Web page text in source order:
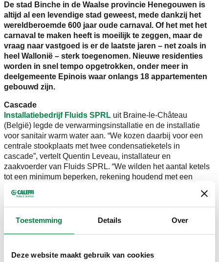
Toestemming Details Over
Deze website maakt gebruik van cookies
De stad Binche in de Waalse provincie Henegouwen is
altijd al een levendige stad geweest, mede dankzij het
wereldberoemde 600 jaar oude carnaval. Of het met het
carnaval te maken heeft is moeilijk te zeggen, maar de
vraag naar vastgoed is er de laatste jaren – net zoals in
heel Wallonië – sterk toegenomen. Nieuwe residenties
worden in snel tempo opgetrokken, onder meer in
deelgemeente Epinois waar onlangs 18 appartementen
gebouwd zijn.
Cascade
Installatiebedrijf Fluids SPRL uit Braine-le-Château
(België) legde de verwarmingsinstallatie en de installatie
voor sanitair warm water aan. “We kozen daarbij voor een
centrale stookplaats met twee condensatieketels in
cascade”, vertelt Quentin Leveau, installateur en
zaakvoerder van Fluids SPRL. “We wilden het aantal ketels
tot een minimum beperken, rekening houdend met een
isolatie en kwaliteit van de ruwbouw konden we een
installatie creëren met een beperkt warmteverlies. Om het
drukverlies te beperken, zorgden we voor goed geïsoleerde
De twee centrale condensatieketels zorgen er voor dat het